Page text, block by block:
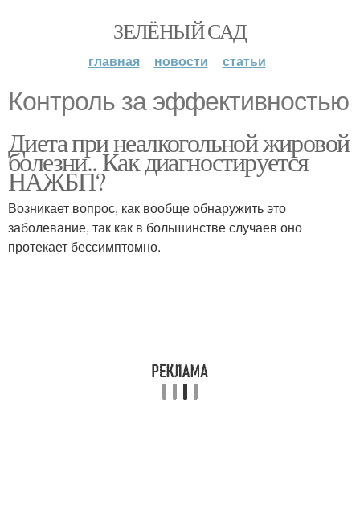
ЗЕЛЁНЫЙ САД
главная новости статьи
Контроль за эффективностью
Диета при неалкогольной жировой
болезни.. Как диагностируется
НАЖБП?
Возникает вопрос, как вообще обнаружить это
заболевание, так как в большинстве случаев оно
протекает бессимптомно.